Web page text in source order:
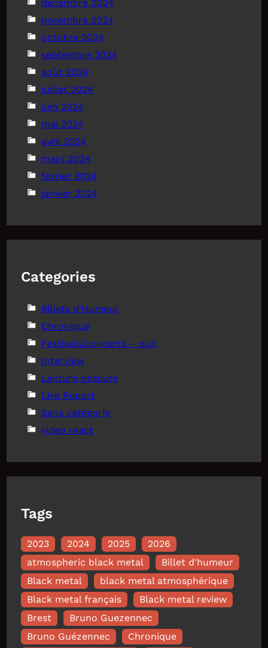
décembre 2024
novembre 2024
octobre 2024
septembre 2024
août 2024
juillet 2024
juin 2024
mai 2024
avril 2024
mars 2024
février 2024
janvier 2024
Categories
Billets d'Humeur
Chronique
Festivals/concerts – pub
Interview
Lecture obscure
Live Report
Sans catégorie
video react
Tags
2023 2024 2025
2026
atmospheric black metal
Billet d'humeur
Black metal
black metal atmosphérique
Black metal français
Black metal review
Brest
Bruno Guezennec
Bruno Guézennec
Chronique